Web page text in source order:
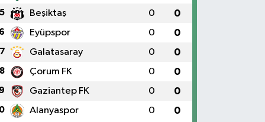
5 Beşiktaş 0 0
6 Eyüpspor 0 0
7 Galatasaray 0 0
8 Çorum FK 0 0
9 Gaziantep FK 0 0
Alanyaspor 0 0